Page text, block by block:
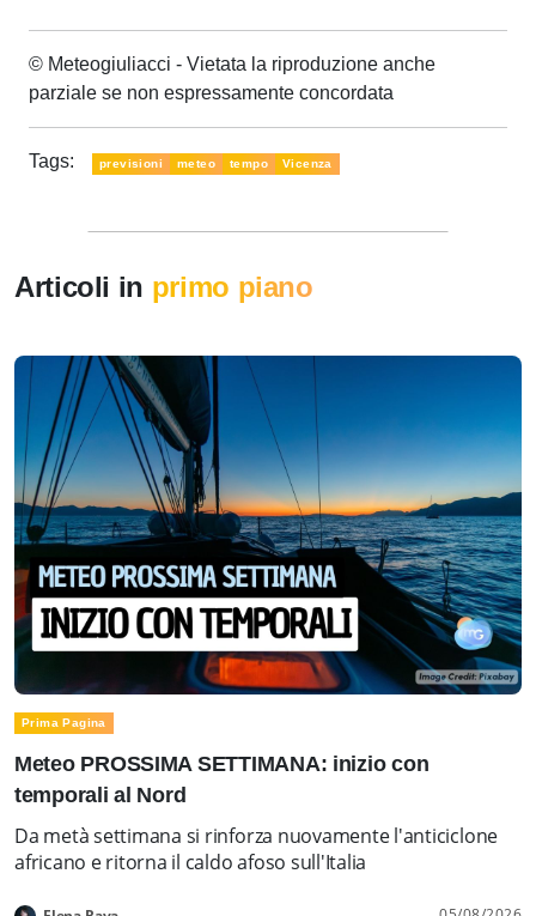
© Meteogiuliacci - Vietata la riproduzione anche
parziale se non espressamente concordata
Tags: previsioni meteo tempo Vicenza
Articoli in primo piano
Prima Pagina
Meteo PROSSIMA SETTIMANA: inizio con
temporali al Nord
Da metà settimana si rinforza nuovamente l'anticiclone
africano e ritorna il caldo afoso sull'Italia